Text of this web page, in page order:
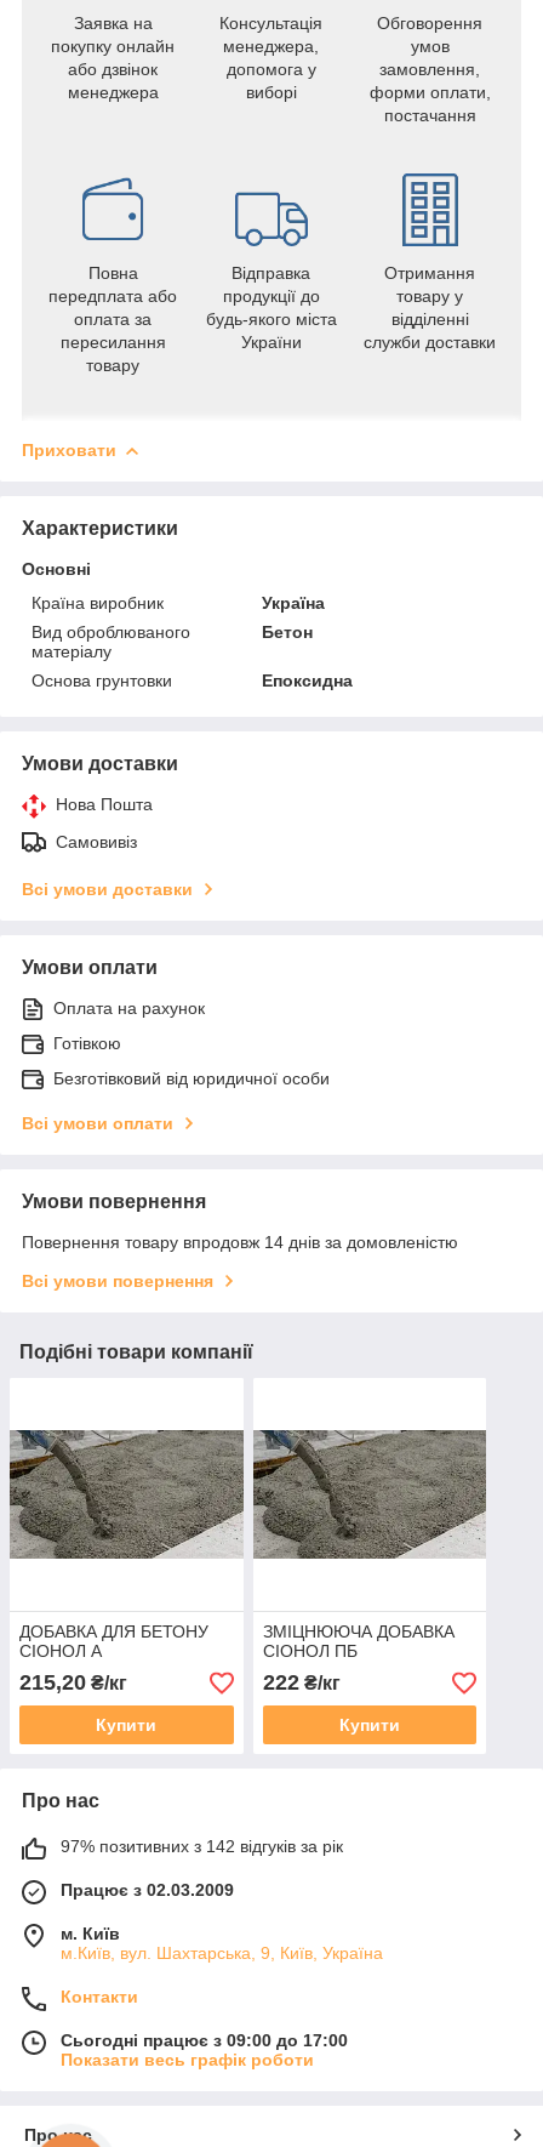
Заявка на
покупку онлайн
або дзвінок
менеджера
Консультація
менеджера,
допомога у
виборі
Обговорення
умов
замовлення,
форми оплати,
постачання
Повна
передплата або
оплата за
пересилання
товару
Відправка
продукції до
будь-якого міста
України
Отримання
товару у
відділенні
служби доставки
Приховати
Характеристики
Основні
Країна виробник
Україна
Вид оброблюваного
матеріалу
Бетон
Основа грунтовки Епоксидна
Умови доставки
Нова Пошта
Самовивіз
Всі умови доставки
Умови оплати
Оплата на рахунок
Готівкою
Безготівковий від юридичної особи
Всі умови оплати
Умови повернення
Повернення товару впродовж 14 днів за домовленістю
Всі умови повернення
Подібні товари компанії
ДОБАВКА ДЛЯ БЕТОНУ
СІОНОЛ А
215,20 ₴/кг
Купити
ЗМІЦНЮЮЧА ДОБАВКА
СІОНОЛ ПБ
222₴/кг
Купити
Про нас
97% позитивних з 142 відгуків за рік
Працює з 02.03.2009
м. Київ
м.Київ, вул. Шахтарська, 9, Київ, Україна
Контакти
Сьогодні працює з 09:00 до 17:00
Показати весь графік роботи
Про нас